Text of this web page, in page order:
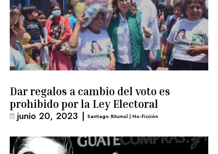
Dar regalos a cambio del voto es
prohibido por la Ley Electoral
junio 20, 2023 | Santiago Xitumul | No-Ficción